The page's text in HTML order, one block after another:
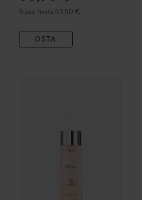
Suos. hinta 53,50 €
Suositeltu hinta 53,50 €
OSTA